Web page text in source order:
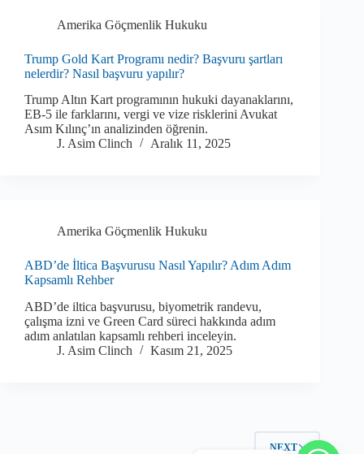
Amerika Göçmenlik Hukuku
Trump Gold Kart Programı nedir? Başvuru şartları
nelerdir? Nasıl başvuru yapılır?
Trump Altın Kart programının hukuki dayanaklarını,
EB-5 ile farklarını, vergi ve vize risklerini Avukat
Asım Kılınç’ın analizinden öğrenin.
J. Asim Clinch
Aralık 11, 2025
Amerika Göçmenlik Hukuku
ABD’de İltica Başvurusu Nasıl Yapılır? Adım Adım
Kapsamlı Rehber
ABD’de iltica başvurusu, biyometrik randevu,
çalışma izni ve Green Card süreci hakkında adım
adım anlatılan kapsamlı rehberi inceleyin.
J. Asim Clinch
Kasım 21, 2025
NEXT